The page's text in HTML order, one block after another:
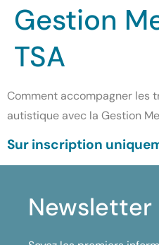
Gestion
TSA
Comment accompagner les
autistique avec la Gestion
Sur inscription
Newsletter